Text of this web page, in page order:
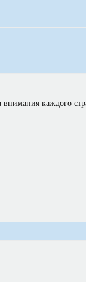
внимания каждого